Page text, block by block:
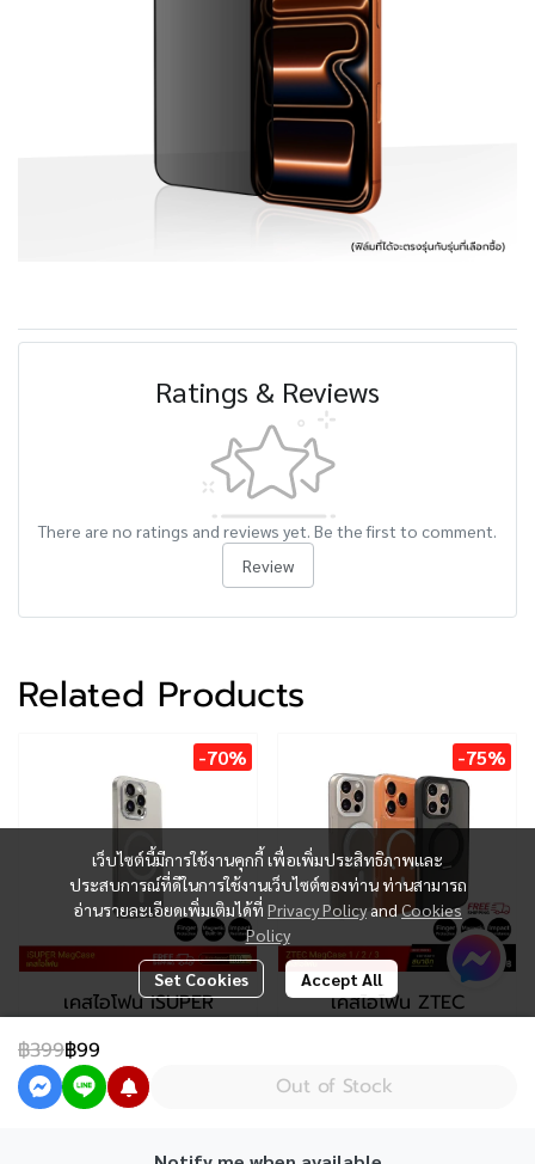
Ratings & Reviews
There are no ratings and reviews yet. Be the first to comment.
Review
Related Products
-70%
เคสไอโฟน iSUPER
MagCase
฿999
-75%
เคสไอโฟน ZTEC
MagCase 1 / 2 /3
฿399฿99
Out of Stock
เว็บไซต์นี้มีการใช้งานคุกกี้ เพื่อเพิ่มประสิทธิภาพและ
ประสบการณ์ที่ดีในการใช้งานเว็บไซต์ของท่าน ท่านสามารถ
อ่านรายละเอียดเพิ่มเติมได้ที่ Privacy PolicyandCookies
Policy
Set Cookies Accept All